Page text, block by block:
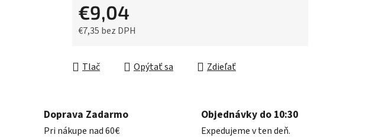
€9,04
€7,35 bez DPH
Tlač
Opýtať sa Zdieľať
Doprava Zadarmo
Pri nákupe nad 60€
Objednávky do 10:30
Expedujeme v ten deň.